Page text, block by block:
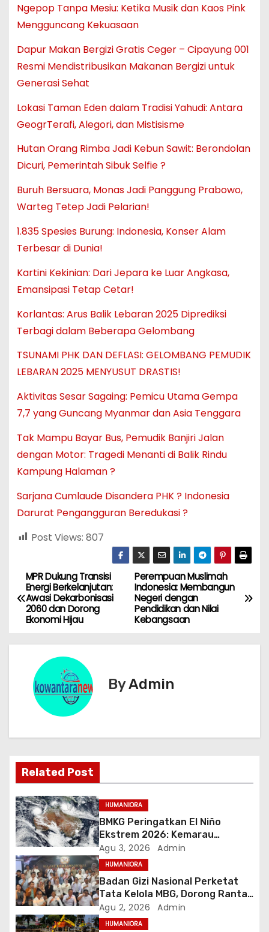
Ngepop Tanpa Mesiu: Ketika Musik dan Kaos Pink
Mengguncang Kekuasaan
Dapur Makan Bergizi Gratis Ceger – Cipayung 001
Resmi Mendistribusikan Makanan Bergizi untuk
Generasi Sehat
Lokasi Taman Eden dalam Tradisi Yahudi: Antara
GeogrTerafi, Alegori, dan Mistisisme
Hutan Orang Rimba Jadi Kebun Sawit: Berondolan
Dicuri, Pemerintah Sibuk Selfie ?
Buruh Bersuara, Monas Jadi Panggung Prabowo,
Warteg Tetep Jadi Pelarian!
1.835 Spesies Burung: Indonesia, Konser Alam
Terbesar di Dunia!
Kartini Kekinian: Dari Jepara ke Luar Angkasa,
Emansipasi Tetap Cetar!
Korlantas: Arus Balik Lebaran 2025 Diprediksi
Terbagi dalam Beberapa Gelombang
TSUNAMI PHK DAN DEFLASI: GELOMBANG PEMUDIK
LEBARAN 2025 MENYUSUT DRASTIS!
Aktivitas Sesar Sagaing: Pemicu Utama Gempa
7,7 yang Guncang Myanmar dan Asia Tenggara
Tak Mampu Bayar Bus, Pemudik Banjiri Jalan
dengan Motor: Tragedi Menanti di Balik Rindu
Kampung Halaman ?
Sarjana Cumlaude Disandera PHK ? Indonesia
Darurat Pengangguran Beredukasi ?
Post Views: 807
N
a
s
i
p
o
s
Perempuan Muslimah
Indonesia: Membangun
Negeri dengan
Pendidikan dan Nilai
Kebangsaan
MPR Dukung Transisi
Energi Berkelanjutan:
Awasi Dekarbonisasi
2060 dan Dorong
Ekonomi Hijau
ByAdmin
Related Post
HUMANIORA
BMKG Peringatkan El Niño
Ekstrem 2026: Kemarau
Panjang Berpeluang 98 Persen
hingga Awal 2027
Agu 3, 2026 Admin
HUMANIORA
Badan Gizi Nasional Perketat
Tata Kelola MBG, Dorong Rantai
Pasok Pangan Berbasis Petani
Lokal
Agu 2, 2026 Admin
HUMANIORA